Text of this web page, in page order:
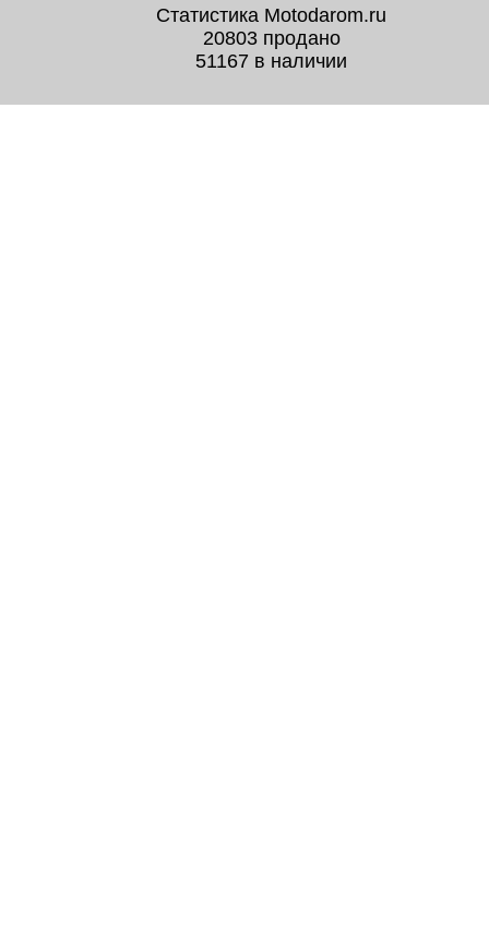
Статистика Motodarom.ru
20803 продано
51167 в наличии